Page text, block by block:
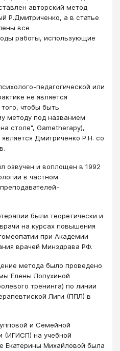
авторский метод
Р.Дмитриченко, а в статье
все
работы, использующие
педагогической или
не является
чтобы быть
методу под названием
столе", Gametherapy),
Дмитриченко Р.Н. со
озвучен и воплощен в 1992
в частном
были теоретически и
на курсах повышения
при Академии
врачей Минздрава РФ.
метода было проведено
Елены Лопухиной
тренинга) по линии
Лиги (ППЛ) в
и Семейной
(ИГИСП) на учебной
Екатерины Михайловой была